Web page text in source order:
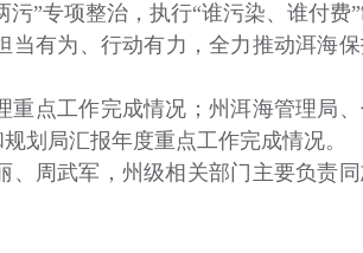
”专项整治，执行“谁污染、谁付费
当有为、行动有力，全力推动洱海
重点工作完成情况；州洱海管理局
划局汇报年度重点工作完成情况。
、周武军，州级相关部门主要负责